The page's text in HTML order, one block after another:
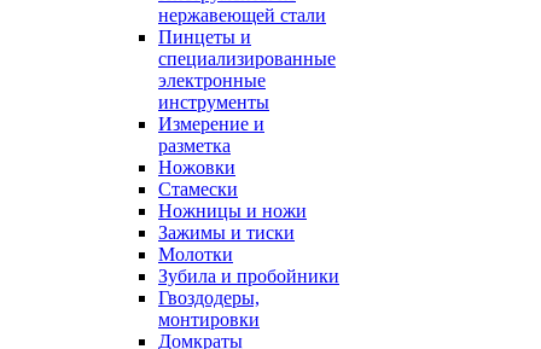
нержавеющей стали
Пинцеты и
специализированные
электронные
инструменты
Измерение и
разметка
Ножовки
Стамески
Ножницы и ножи
Зажимы и тиски
Молотки
Зубила и пробойники
Гвоздодеры,
монтировки
Домкраты